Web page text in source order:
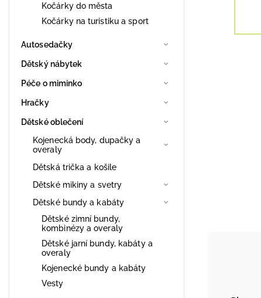
Kočárky do města
Kočárky na turistiku a sport
Autosedačky
Dětský nábytek
Péče o miminko
Hračky
Dětské oblečení
Kojenecká body, dupačky a
overaly
Dětská trička a košile
Dětské mikiny a svetry
Dětské bundy a kabáty
Dětské zimní bundy,
kombinézy a overaly
Dětské jarní bundy, kabáty a
overaly
Kojenecké bundy a kabáty
Vesty